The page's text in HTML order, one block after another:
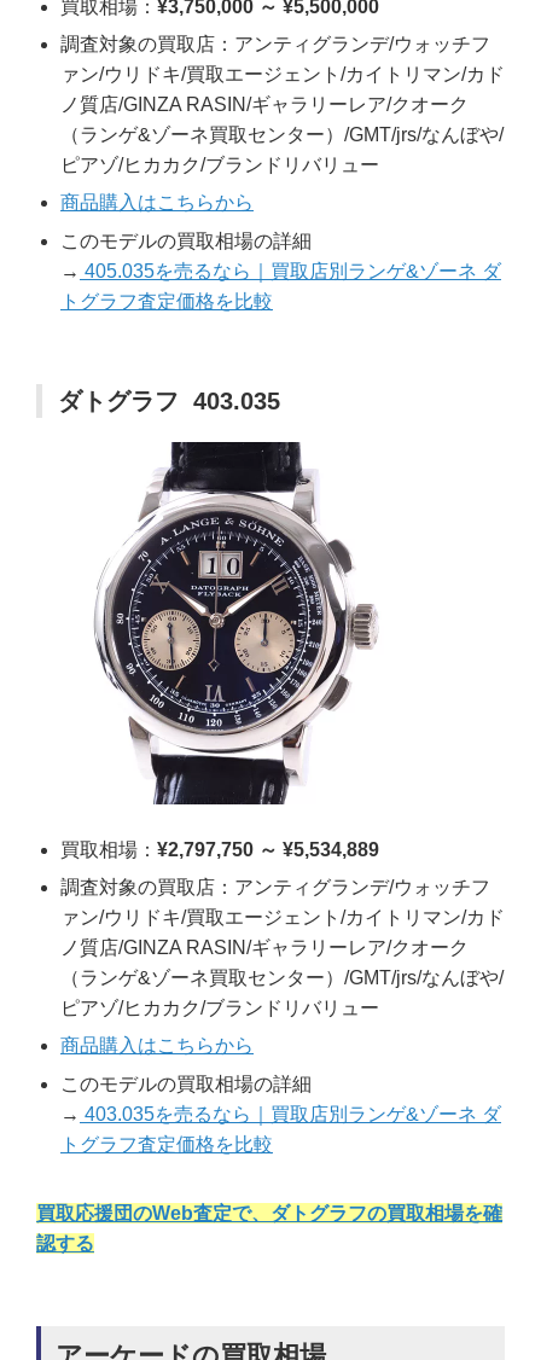
買取相場： ¥3,750,000 ～ ¥5,500,000
調査対象の買取店：アンティグランデ/ウォッチフ
ァン/ウリドキ/買取エージェント/カイトリマン/カド
ノ質店/GINZA RASIN/ギャラリーレア/クオーク
（ランゲ&ゾーネ買取センター）/GMT/jrs/なんぼや/
ピアゾ/ヒカカク/ブランドリバリュー
商品購入はこちらから
このモデルの買取相場の詳細
→ 405.035を売るなら｜買取店別ランゲ&ゾーネ ダ
トグラフ査定価格を比較
ダトグラフ 403.035
買取相場： ¥2,797,750 ～ ¥5,534,889
調査対象の買取店：アンティグランデ/ウォッチフ
ァン/ウリドキ/買取エージェント/カイトリマン/カド
ノ質店/GINZA RASIN/ギャラリーレア/クオーク
（ランゲ&ゾーネ買取センター）/GMT/jrs/なんぼや/
ピアゾ/ヒカカク/ブランドリバリュー
商品購入はこちらから
このモデルの買取相場の詳細
→ 403.035を売るなら｜買取店別ランゲ&ゾーネ ダ
トグラフ査定価格を比較
買取応援団のWeb査定で、ダトグラフの買取相場を確
認する